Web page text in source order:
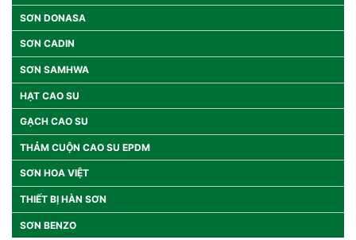
SƠN DONASA
SƠN CADIN
SƠN SAMHWA
HẠT CAO SU
GẠCH CAO SU
THẢM CUỘN CAO SU EPDM
SƠN HOA VIỆT
THIẾT BỊ HÀN SƠN
SƠN BENZO